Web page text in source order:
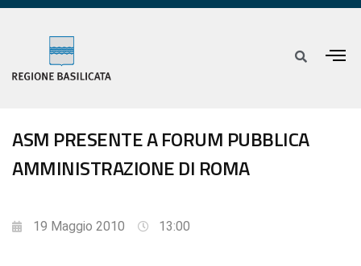
ASM PRESENTE A FORUM PUBBLICA
AMMINISTRAZIONE DI ROMA
19 Maggio 2010 13:00